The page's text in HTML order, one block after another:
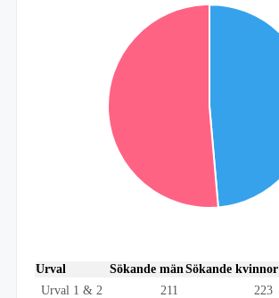
Urval Sökande män Sökande kvinnor
Urval 1 & 2
211 223